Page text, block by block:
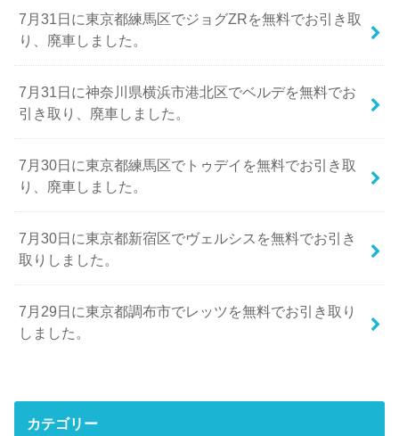
7月31日に東京都練馬区でジョグZRを無料でお引き取
り、廃車しました。
7月31日に神奈川県横浜市港北区でベルデを無料でお
引き取り、廃車しました。
7月30日に東京都練馬区でトゥデイを無料でお引き取
り、廃車しました。
7月30日に東京都新宿区でヴェルシスを無料でお引き
取りしました。
7月29日に東京都調布市でレッツを無料でお引き取り
しました。
カテゴリー